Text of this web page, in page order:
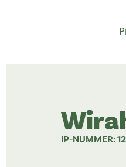
IP-NUMMER: